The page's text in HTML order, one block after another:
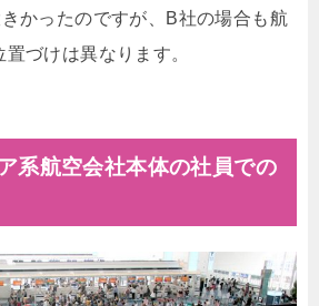
かったのですが、B社の場合も航
づけは異なります。
系航空会社本体の社員での